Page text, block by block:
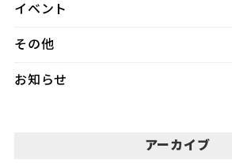
イベント
その他
お知らせ
アーカイブ